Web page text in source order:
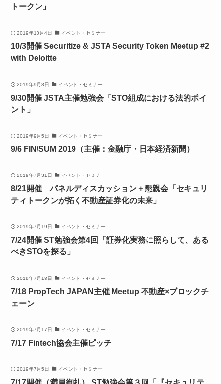
トークン」
2019年10月4日 イベント・セミナー
10/3開催 Securitize & JSTA Security Token Meetup #2
with Deloitte
2019年9月8日 イベント・セミナー
9/30開催 JSTA主催勉強会「STO組成における法的ポイ
ント」
2019年9月5日 イベント・セミナー
9/6 FIN/SUM 2019（主催：金融庁・日本経済新聞）
2019年7月31日 イベント・セミナー
8/21開催 パネルディスカッション＋懇親会「セキュリ
ティトークンが拓く不動産証券化の未来」
2019年7月19日 イベント・セミナー
7/24開催 ST勉強会第4回「証券化実務に照らして、ある
べきSTOを探る」
2019年7月18日 イベント・セミナー
7/18 PropTech JAPAN主催 Meetup 不動産×ブロックチ
ェーン
2019年7月17日 イベント・セミナー
7/17 Fintech協会主催ピッチ
2019年7月5日 イベント・セミナー
7/17開催（満員御礼） ST勉強会第３回「『セキュリテ